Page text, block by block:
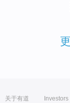
关于有道 Investors